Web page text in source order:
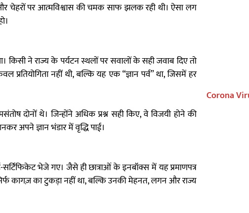
और चेहरों पर आत्मविश्वास की चमक साफ झलक रही थी। ऐसा लग
किसी ने राज्य के पर्यटन स्थलों पर सवालों के सही जवाब दिए तो
नहीं थी, बल्कि यह एक “ज्ञान पर्व” था, जिसमें हर
दोनों थे। जिन्होंने अधिक प्रश्न सही किए, वे विजयी होने की
अपने ज्ञान भंडार में वृद्धि पाई।
भेजे गए। जैसे ही छात्राओं के इनबॉक्स में यह प्रमाणपत्र
कागज़ का टुकड़ा नहीं था, बल्कि उनकी मेहनत, लगन और राज्य
Corona